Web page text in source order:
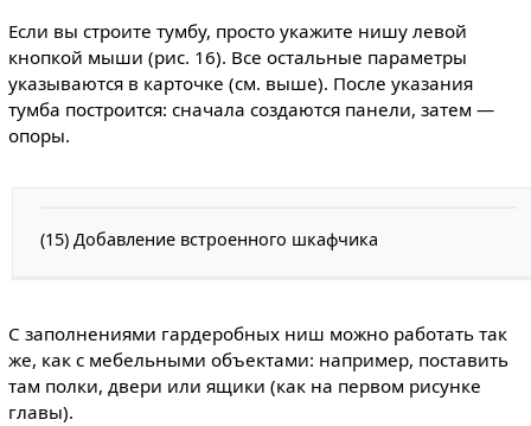
Если вы строите тумбу, просто укажите нишу левой
кнопкой мыши (рис. 16). Все остальные параметры
указываются в карточке (см. выше). После указания
тумба построится: сначала создаются панели, затем —
опоры.
(15) Добавление встроенного шкафчика
С заполнениями гардеробных ниш можно работать так
же, как с мебельными объектами: например, поставить
там полки, двери или ящики (как на первом рисунке
главы).